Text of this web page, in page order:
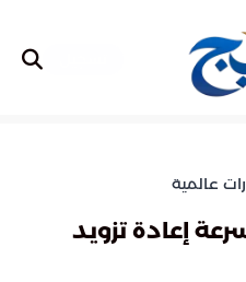
عالمية
إعادة تزويد